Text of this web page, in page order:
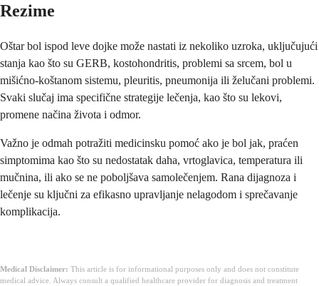
Rezime
Oštar bol ispod leve dojke može nastati iz nekoliko uzroka, uključujući
stanja kao što su GERB, kostohondritis, problemi sa srcem, bol u
mišićno-koštanom sistemu, pleuritis, pneumonija ili želučani problemi.
Svaki slučaj ima specifične strategije lečenja, kao što su lekovi,
promene načina života i odmor.
Važno je odmah potražiti medicinsku pomoć ako je bol jak, praćen
simptomima kao što su nedostatak daha, vrtoglavica, temperatura ili
mučnina, ili ako se ne poboljšava samolečenjem. Rana dijagnoza i
lečenje su ključni za efikasno upravljanje nelagodom i sprečavanje
komplikacija.
Medical Disclaimer: This article is for informational purposes only and does not constitute
medical advice. Always consult a qualified healthcare provider for diagnosis and treatment